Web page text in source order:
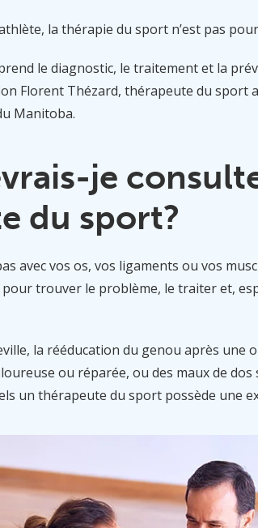
la thérapie du sport n’est pas
le diagnostic, le traitement et la
Florent Thézard, thérapeute du sport
Manitoba.
je
du sport?
avec vos os, vos ligaments ou vos
pour trouver le problème, le traiter et,
la rééducation du genou après une
ou réparée, ou des maux de
un thérapeute du sport possède une